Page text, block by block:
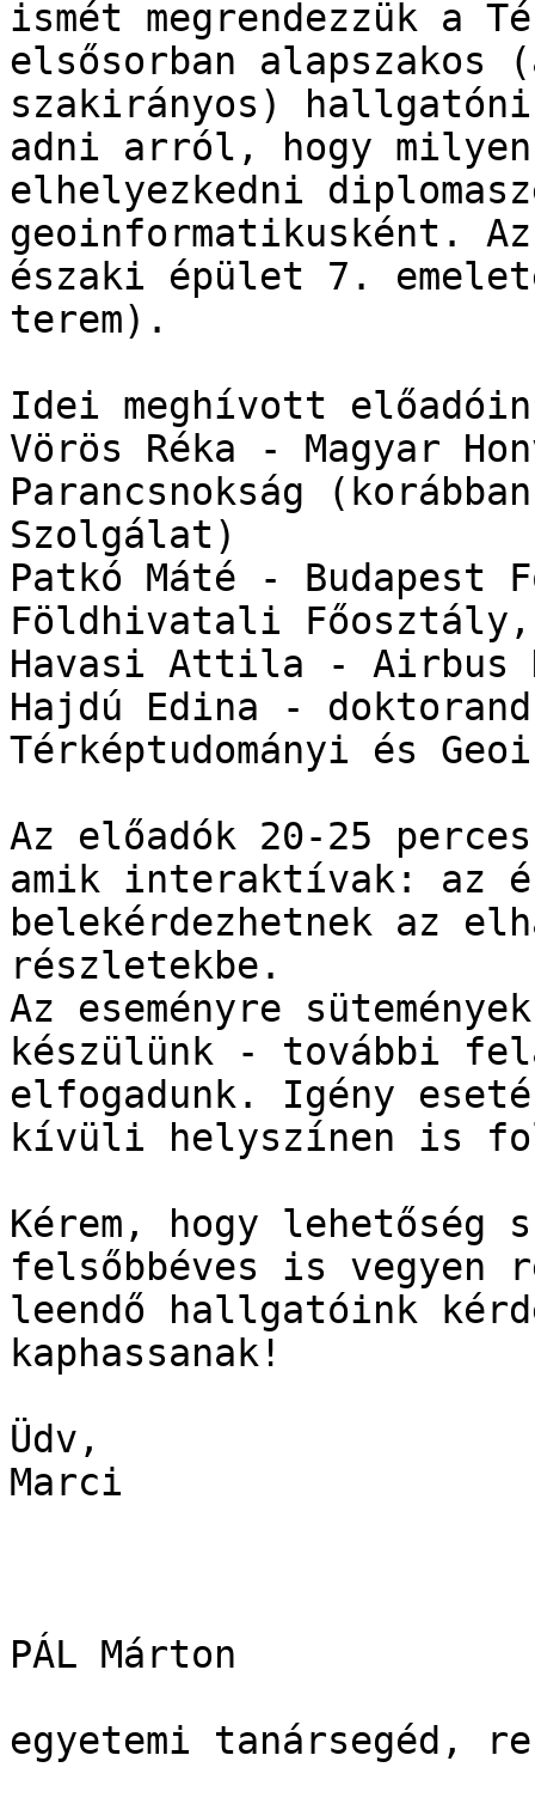
ismét megrendezzük a
elsősorban
szakirányos)
adni arról, hogy
elhelyezkedni
geoinformatikusként.
északi épület 7.
terem).
Idei meghívott
Vörös Réka - Magyar
Parancsnokság
Szolgálat)
Patkó Máté - Budapest
Földhivatali Főosztály,
Havasi Attila - Airbus
Hajdú Edina -
Térképtudományi és
Az előadók 20-25
amik interaktívak: az
belekérdezhetnek az
részletekbe.
Az eseményre
készülünk - további
elfogadunk. Igény
kívüli helyszínen is
Kérem, hogy
felsőbbéves is vegyen
leendő hallgatóink
kaphassanak!
Üdv,
Marci
PÁL Márton
egyetemi tanársegéd,